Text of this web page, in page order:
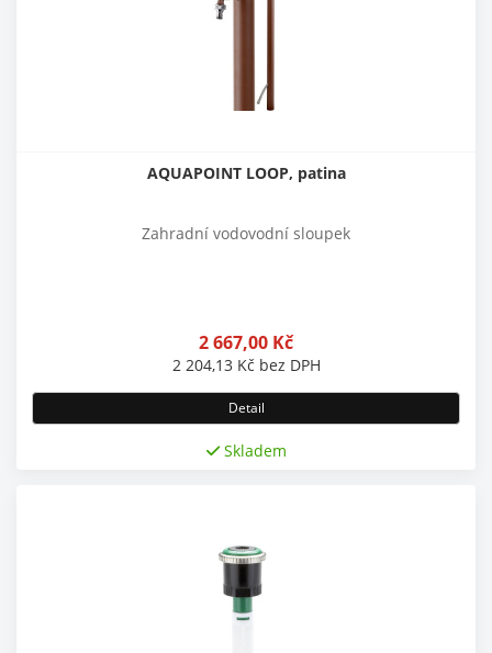
AQUAPOINT LOOP, patina
Zahradní vodovodní sloupek
2 667,00 Kč
2 204,13 Kč bez DPH
Detail
Skladem